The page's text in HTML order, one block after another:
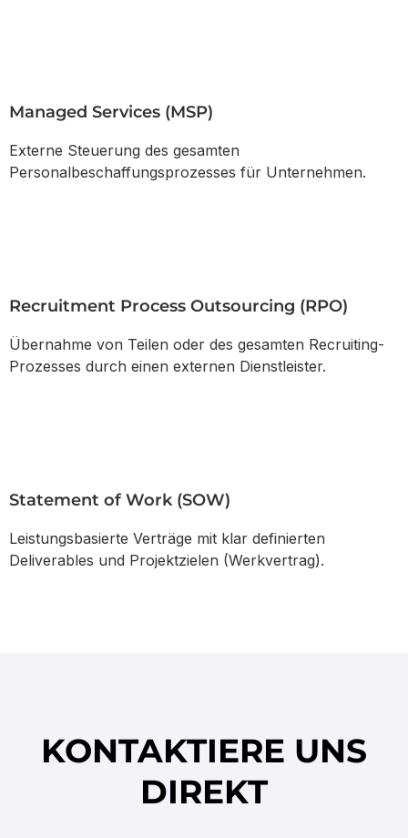
Managed Services (MSP)
Externe Steuerung des gesamten
Personalbeschaffungsprozesses für Unternehmen.
Recruitment Process Outsourcing (RPO)
Übernahme von Teilen oder des gesamten Recruiting-
Prozesses durch einen externen Dienstleister.
Statement of Work (SOW)
Leistungsbasierte Verträge mit klar definierten
Deliverables und Projektzielen (Werkvertrag).
KONTAKTIERE UNS
DIREKT